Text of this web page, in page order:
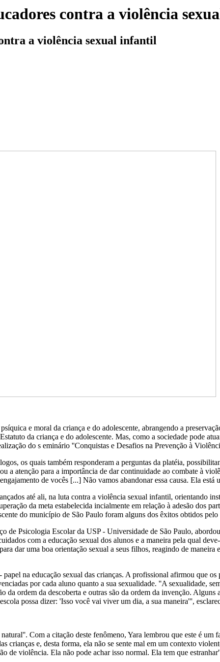
contra a violência
a violência sexual infantil
e moral da criança e do adolescente, abrangendo a
da criança e do adolescente. Mas, como a sociedade pode
do s eminário ''Conquistas e Desafios na Prevenção à
os quais também responderam a perguntas da platéia,
a atenção para a importância de dar continuidade ao combate à
de vocês [...] Não vamos abandonar essa causa. Ela
até ali, na luta contra a violência sexual infantil, orientando
da meta estabelecida incialmente em relação à adesão dos
do município de São Paulo foram alguns dos êxitos obtidos
de Psicologia Escolar da USP - Universidade de São Paulo,
com a educação sexual dos alunos e a maneira pela qual
dar uma boa orientação sexual a seus filhos, reagindo de
na educação sexual das crianças. A profissional afirmou que
por cada aluno quanto a sua sexualidade. ''A sexualidade,
da ordem da descoberta e outras são da ordem da invenção.
possa dizer: 'Isso você vai viver um dia, a sua maneira''',
Com a citação deste fenômeno, Yara lembrou que este é
crianças e, desta forma, ela não se sente mal em um contexto
de violência. Ela não pode achar isso normal. Ela tem que